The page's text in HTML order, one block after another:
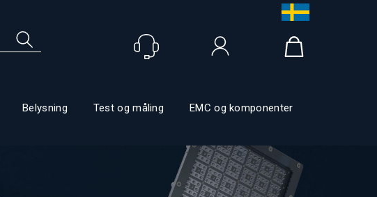
Belysning Test og måling
EMC og komponenter